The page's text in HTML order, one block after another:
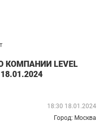
КОМПАНИИ LEVEL
18:30 18.01.2024
Город: Москва